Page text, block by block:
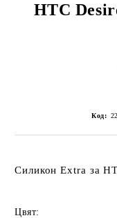
HTC
Код:
Силикон Extra за
Цвят: